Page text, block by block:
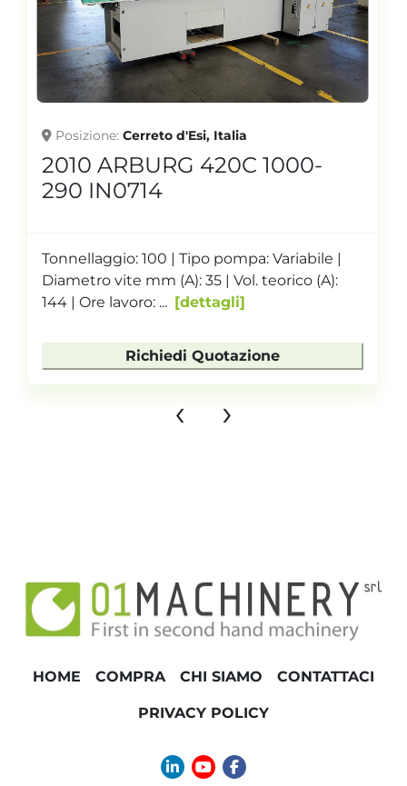
Posizione Cerreto d'Esi, Italia
2010 ARBURG 420C 1000-
290 IN0714
Tonnellaggio: 100 | Tipo pompa: Variabile |
Diametro vite mm (A): 35 | Vol. teorico (A):
144 | Ore lavoro: ...
dettagli
Richiedi Quotazione
‹ ›
HOME COMPRA CHI SIAMO CONTATTACI
PRIVACY POLICY
linkedinyoutubefacebook